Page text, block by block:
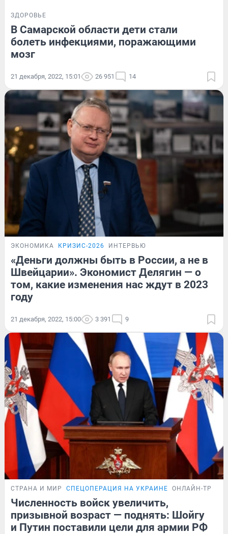
ЗДОРОВЬЕ
В Самарской области дети стали
болеть инфекциями, поражающими
мозг
21 декабря, 2022, 15:01 26 951 14
ЭКОНОМИКА КРИЗИС-2026 ИНТЕРВЬЮ
«Деньги должны быть в России, а не в
Швейцарии». Экономист Делягин — о
том, какие изменения нас ждут в 2023
году
21 декабря, 2022, 15:00 3 391 9
СТРАНА И МИР СПЕЦОПЕРАЦИЯ НА УКРАИНЕ ОНЛАЙН-
Численность войск увеличить,
призывной возраст — поднять: Шойгу
и Путин поставили цели для армии РФ